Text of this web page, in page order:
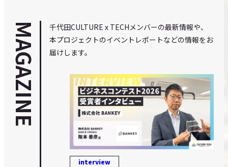
MAGAZINE
千代田CULTURE x TECHメンバーの最新情報や、
本プロジェクトのイベントレポートなどの情報をお
届けします。
interview